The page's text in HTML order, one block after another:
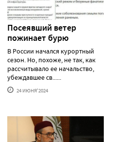
Посеявший ветер
пожинает бурю
В России начался курортный
сезон. Но, похоже, не так, как
рассчитывало ее начальство,
убеждавшее св......
24 ИЮНЯ'2024